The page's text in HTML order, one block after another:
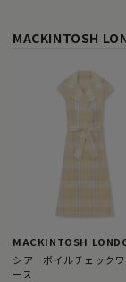
MACKINTOSH
MACKINTOSH
シアーボイルチェック
ース